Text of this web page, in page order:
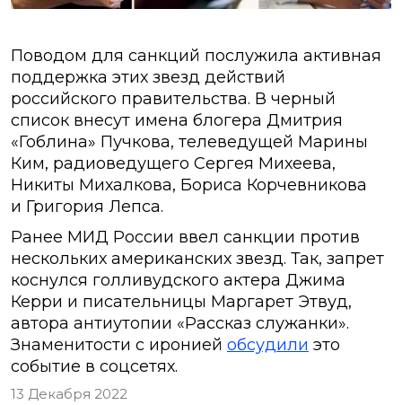
Поводом для санкций послужила активная
поддержка этих звезд действий
российского правительства. В черный
список внесут имена блогера Дмитрия
«Гоблина» Пучкова, телеведущей Марины
Ким, радиоведущего Сергея Михеева,
Никиты Михалкова, Бориса Корчевникова
и Григория Лепса.
Ранее МИД России ввел санкции против
нескольких американских звезд. Так, запрет
коснулся голливудского актера Джима
Керри и писательницы Маргарет Этвуд,
автора антиутопии «Рассказ служанки».
Знаменитости с иронией обсудили это
событие в соцсетях.
13 Декабря 2022